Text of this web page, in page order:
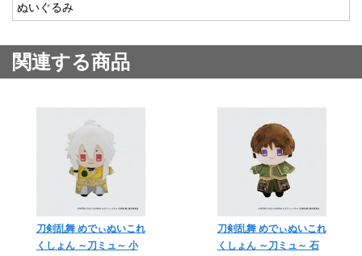
ぬいぐるみ
関連する商品
刀剣乱舞 めでぃぬいこれ
くしょん ～刀ミュ～ 小
刀剣乱舞 めでぃぬいこれ
くしょん ～刀ミュ～ 石